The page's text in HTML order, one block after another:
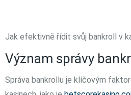
Jak efektivně řídit svůj bankroll v
Význam správy
Správa bankrollu je klíčovým